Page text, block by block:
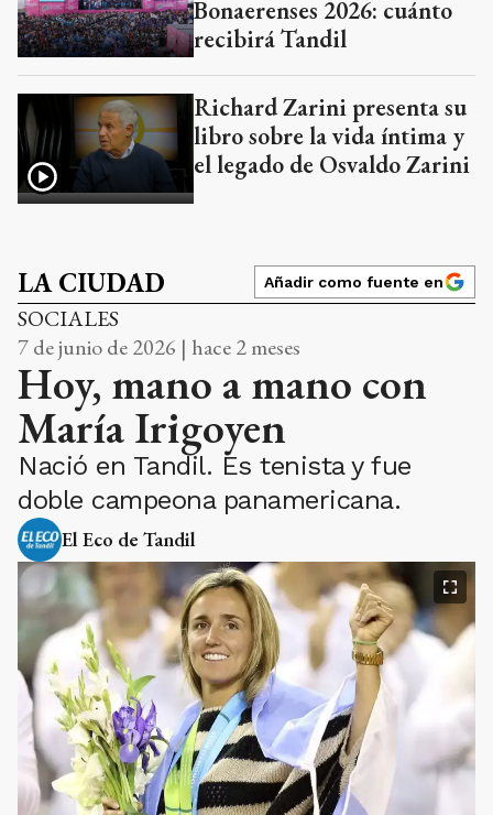
Bonaerenses 2026: cuánto
recibirá Tandil
Richard Zarini presenta su
libro sobre la vida íntima y
el legado de Osvaldo Zarini
LA CIUDAD Añadir como fuente en
SOCIALES
7 de junio de 2026 | hace 2 meses
Hoy, mano a mano con
María Irigoyen
Nació en Tandil. Es tenista y fue
doble campeona panamericana.
El Eco de Tandil